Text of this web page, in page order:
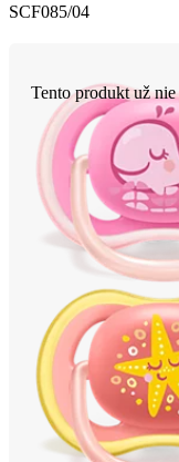
SCF085/04
Tento produkt už